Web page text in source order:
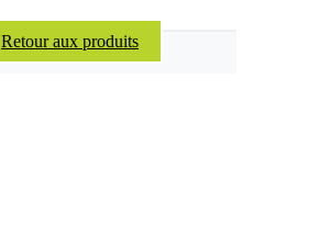
Retour aux produits